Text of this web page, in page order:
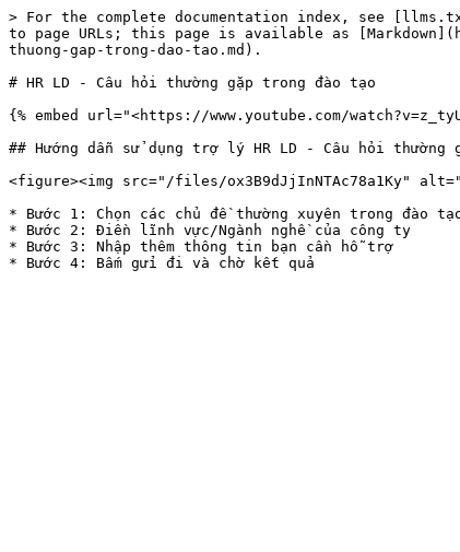
> For the complete documentation index, see
to page URLs; this page is available as
thuong-gap-trong-dao-tao.md).
# HR LD - Câu hỏi thường gặp trong đào tạo
{% embed url="<https://www.youtube.com/
## Hướng dẫn sử dụng trợ lý HR LD - Câu hỏi thường
<figure><img src="/files/ox3B9dJjInNTAc78a1Ky"
* Bước 1: Chọn các chủ đề thường xuyên trong đào
* Bước 2: Điền lĩnh vực/Ngành nghề của công ty
* Bước 3: Nhập thêm thông tin bạn cần hỗ trợ